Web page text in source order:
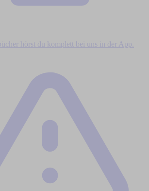
hörst du komplett bei uns in der App.